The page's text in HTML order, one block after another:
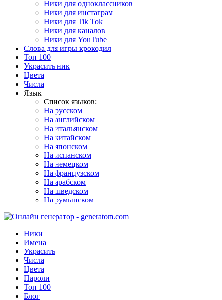
Ники для одноклассников
Ники для инстаграм
Ники для Tik Tok
Ники для каналов
Ники для YouTube
Слова для игры крокодил
Топ 100
Украсить ник
Цвета
Числа
Язык
Список языков:
На русском
На английском
На итальянском
На китайском
На японском
На испанском
На немецком
На французском
На арабском
На шведском
На румынском
Ники
Имена
Украсить
Числа
Цвета
Пароли
Топ 100
Блог